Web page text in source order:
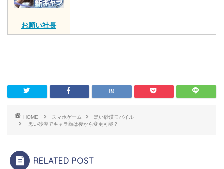
お願い社長
HOME スマホゲーム
黒い砂漠モバイル
黒い砂漠でキャラ顔は後から変更可能？
RELATED POST